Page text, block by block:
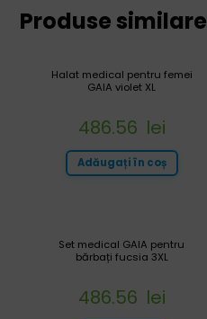
Produse similare
Halat medical pentru femei
GAIA violet XL
486.56 lei
Adăugați în coș
Set medical GAIA pentru
bărbați fucsia 3XL
486.56 lei